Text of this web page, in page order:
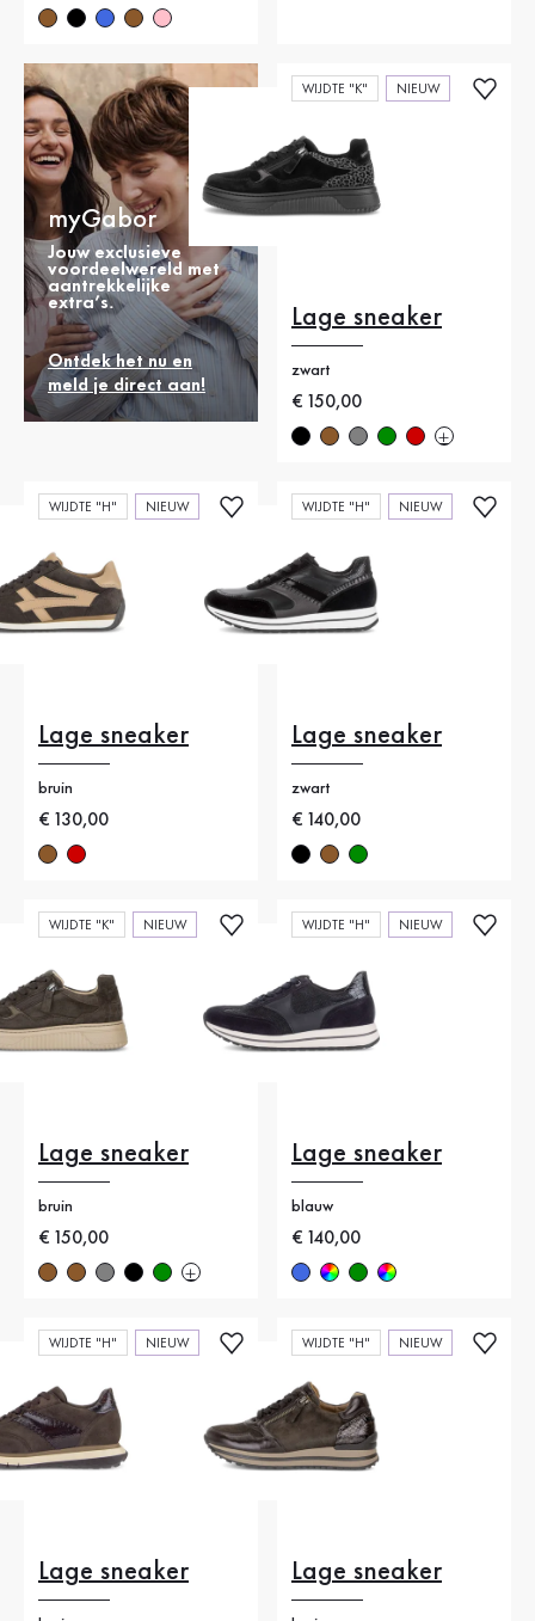
myGabor
Jouw exclusieve
voordeelwereld met
aantrekkelijke
extra’s.
Ontdek het nu en
meld je direct aan!
WIJDTE "K" NIEUW
Lage sneaker
zwart
Nieuwe prijs
€ 150,00
WIJDTE "H" NIEUW
Lage sneaker
bruin
Nieuwe prijs
€ 130,00
WIJDTE "H" NIEUW
Lage sneaker
zwart
Nieuwe prijs
€ 140,00
WIJDTE "K" NIEUW
Lage sneaker
bruin
Nieuwe prijs
€ 150,00
WIJDTE "H" NIEUW
Lage sneaker
blauw
Nieuwe prijs
€ 140,00
WIJDTE "H" NIEUW
Lage sneaker
WIJDTE "H" NIEUW
Lage sneaker